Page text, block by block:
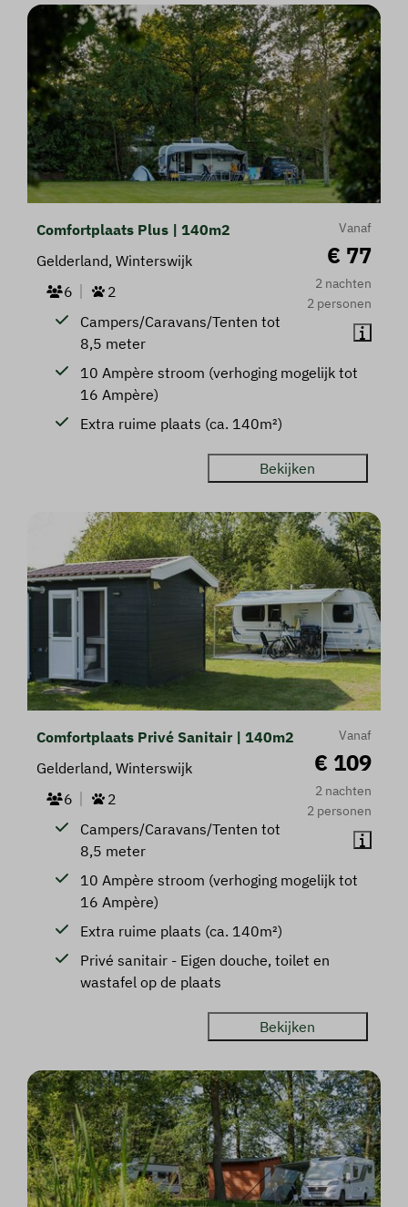
Vanaf
€ 77
2 nachten
2 personen
Comfortplaats Plus | 140m2
Gelderland, Winterswijk
6
2
Campers/Caravans/Tenten tot
8,5 meter
10 Ampère stroom (verhoging mogelijk tot
16 Ampère)
Extra ruime plaats (ca. 140m²)
Bekijken
Vanaf
€ 109
2 nachten
2 personen
Comfortplaats Privé Sanitair | 140m2
Gelderland, Winterswijk
6
2
Campers/Caravans/Tenten tot
8,5 meter
10 Ampère stroom (verhoging mogelijk tot
16 Ampère)
Extra ruime plaats (ca. 140m²)
Privé sanitair - Eigen douche, toilet en
wastafel op de plaats
Bekijken